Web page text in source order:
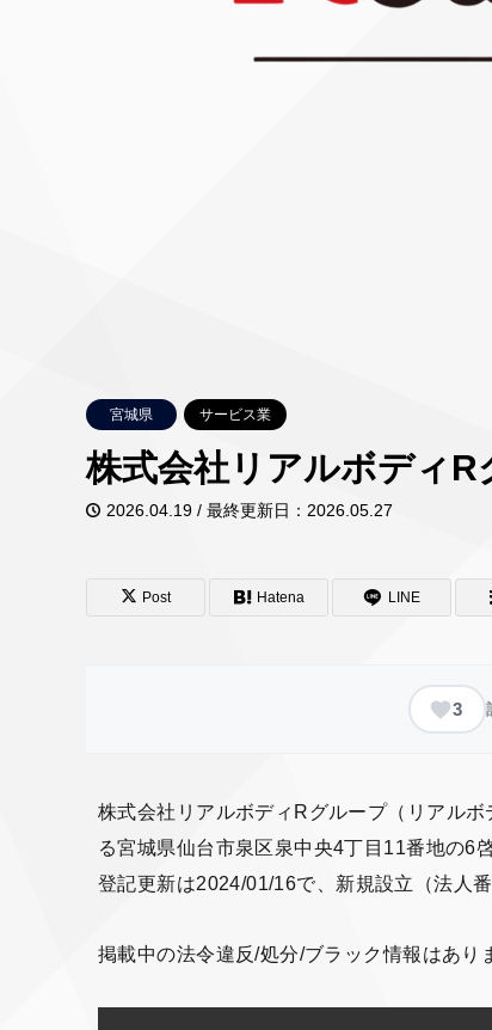
宮城県 サービス業
株式会社リアルボディR
2026.04.19 / 最終更新日：2026.05.27
Post Hatena LINE
3
株式会社リアルボディRグループ（リアル
る宮城県仙台市泉区泉中央4丁目11番地の6
登記更新は2024/01/16で、新規設立（法人
掲載中の法令違反/処分/ブラック情報はあり